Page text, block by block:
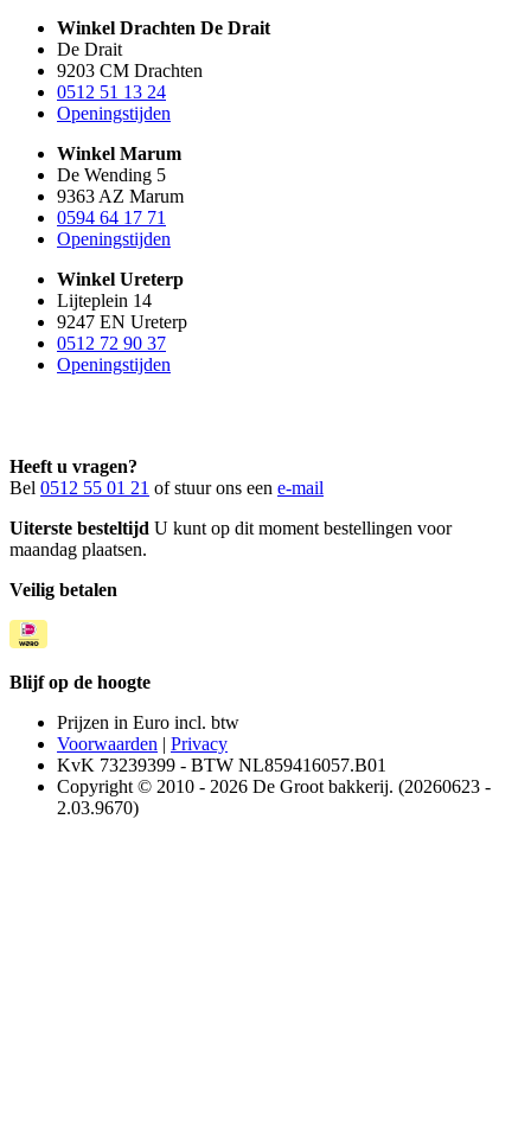
Winkel Drachten De Drait
De Drait
9203 CM Drachten
0512 51 13 24
Openingstijden
Winkel Marum
De Wending 5
9363 AZ Marum
0594 64 17 71
Openingstijden
Winkel Ureterp
Lijteplein 14
9247 EN Ureterp
0512 72 90 37
Openingstijden
Heeft u vragen?
Bel 0512 55 01 21 of stuur ons een e-mail
Uiterste besteltijd U kunt op dit moment bestellingen voor
maandag plaatsen.
Veilig betalen
Blijf op de hoogte
Prijzen in Euro incl. btw
Voorwaarden | Privacy
KvK 73239399 - BTW NL859416057.B01
Copyright © 2010 - 2026 De Groot bakkerij. (20260623 -
2.03.9670)